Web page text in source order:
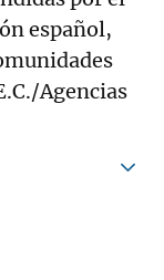
español,
Agencias